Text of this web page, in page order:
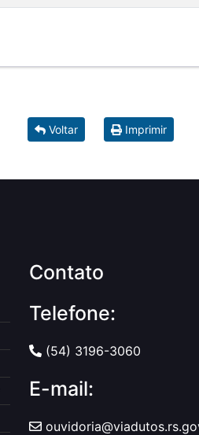
Voltar Imprimir
Contato
Telefone:
(54) 3196-3060
E-mail: